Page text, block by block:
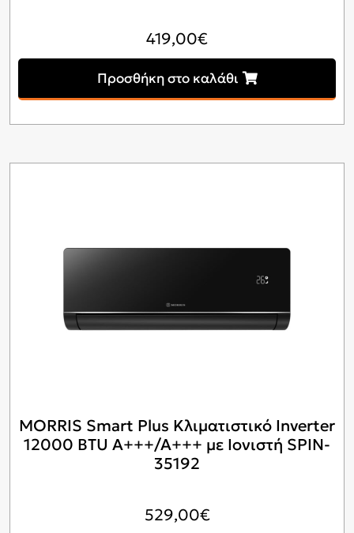
419,00€
Προσθήκη στο καλάθι
MORRIS Smart Plus Κλιματιστικό Inverter
12000 BTU A+++/A+++ με Ιονιστή SPIN-
35192
529,00€